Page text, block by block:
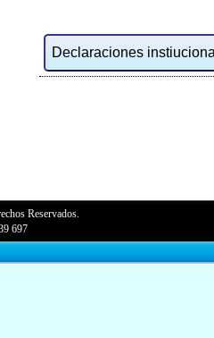
Declaraciones
Reservados.
697